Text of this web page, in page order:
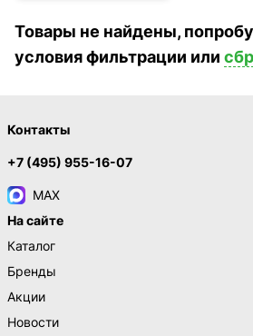
Товары не найдены,
условия фильтрации или
Контакты
+7 (495) 955-16-07
MAX
На сайте
Каталог
Бренды
Акции
Новости